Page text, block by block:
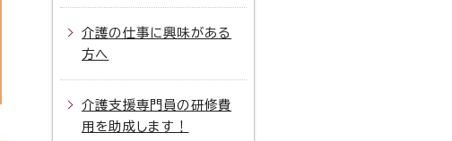
介護の仕事に興味がある
方へ
介護支援専門員の研修費
用を助成します！